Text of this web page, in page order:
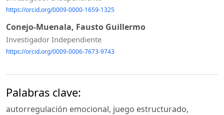
https://orcid.org/0009-0000-1659-1325
Conejo-Muenala, Fausto Guillermo
Investigador Independiente
https://orcid.org/0009-0006-7673-9743
Palabras clave:
autorregulación emocional, juego estructurado,